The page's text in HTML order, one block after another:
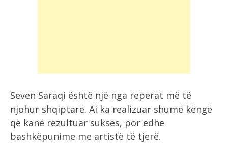
Seven Saraqi është një nga reperat më të
njohur shqiptarë. Ai ka realizuar shumë këngë
që kanë rezultuar sukses, por edhe
bashkëpunime me artistë të tjerë.